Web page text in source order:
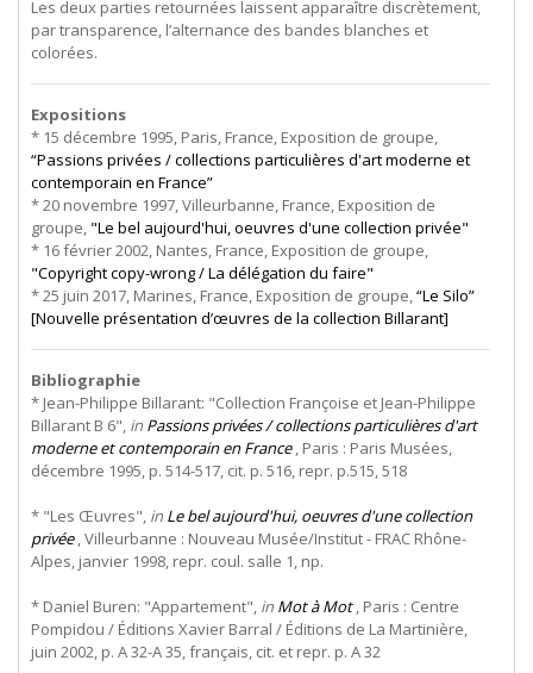
Les deux parties retournées laissent apparaître discrètement,
par transparence, l’alternance des bandes blanches et
colorées.
Expositions
* 15 décembre 1995, Paris, France, Exposition de groupe,
“Passions privées / collections particulières d'art moderne et
contemporain en France”
* 20 novembre 1997, Villeurbanne, France, Exposition de
groupe, "Le bel aujourd'hui, oeuvres d'une collection privée"
* 16 février 2002, Nantes, France, Exposition de groupe,
"Copyright copy-wrong / La délégation du faire"
* 25 juin 2017, Marines, France, Exposition de groupe, “Le Silo”
[Nouvelle présentation d’œuvres de la collection Billarant]
Bibliographie
* Jean-Philippe Billarant: "Collection Françoise et Jean-Philippe
Billarant B 6", in Passions privées / collections particulières d'art
moderne et contemporain en France, Paris : Paris Musées,
décembre 1995, p. 514-517, cit. p. 516, repr. p.515, 518
* "Les Œuvres", in Le bel aujourd'hui, oeuvres d'une collection
privée, Villeurbanne : Nouveau Musée/Institut - FRAC Rhône-
Alpes, janvier 1998, repr. coul. salle 1, np.
* Daniel Buren: "Appartement", in Mot à Mot, Paris : Centre
Pompidou / Éditions Xavier Barral / Éditions de La Martinière,
juin 2002, p. A 32-A 35, français, cit. et repr. p. A 32